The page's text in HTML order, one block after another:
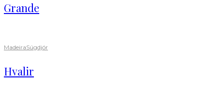
Grande
MadeiraSúgdjór
Hvalir